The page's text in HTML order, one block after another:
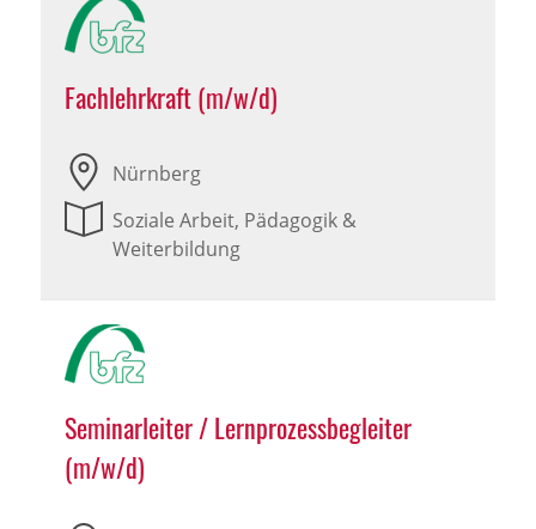
Fachlehrkraft (m/w/d)
Nürnberg
Soziale Arbeit, Pädagogik &
Weiterbildung
Seminarleiter / Lernprozessbegleiter
(m/w/d)